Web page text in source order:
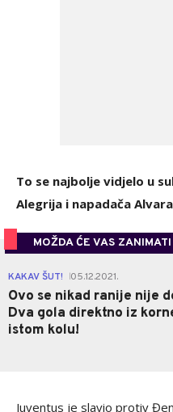
To se najbolje vidjelo u
Alegrija i napadača
MOŽDA ĆE VAS ZANIMATI
KAKAV ŠUT! 05.12.2021.
Ovo se nikad ranije nije
Dva gola direktno iz
istom kolu!
Juventus je slavio protiv